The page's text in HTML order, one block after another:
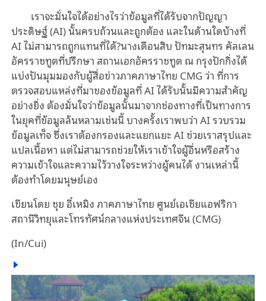
เราจะมั่นใจได้อย่างไรว่าข้อมูลที่ได้รับจากปัญญา
ประดิษฐ์ (AI) นั้นครบถ้วนและถูกต้อง และในด้านใดบ้างที่
AI ไม่สามารถถูกแทนที่ได้?นางเดือนสิบ ปัทมะสุนทร คัลเลน
อัครราชทูตที่ปรึกษา สถานเอกอัครราชทูต ณ กรุงปักกิ่งได้
แบ่งปันมุมมองกับผู้สื่อข่าวภาคภาษาไทย CMG ว่า ที่การ
ตรวจสอบแหล่งที่มาของข้อมูลที่ AI ได้รับนั้นมีความสำคัญ
อย่างยิ่ง ต้องมั่นใจว่าข้อมูลนั้นมาจากช่องทางที่เป็นทางการ
ในยุคที่ข้อมูลล้นหลามเช่นนี้ บางครั้งเราพบว่า AI รวบรวม
ข้อมูลเท็จ ซึ่งเราต้องกรองและแยกแยะ AI ช่วยเราสรุปและ
แปลเนื้อหา แต่ไม่สามารถช่วยให้เราเข้าใจผู้อื่นหรือสร้าง
ความเข้าใจและความไว้วางใจระหว่างผู้คนได้ งานเหล่านี้
ต้องทำโดยมนุษย์เอง
เขียนโดย ชุย อี๋เหมิง ภาคภาษาไทย ศูนย์เอเชียแอฟริกา
สถานีวิทยุและโทรทัศน์กลางแห่งประเทศจีน (CMG)
(In/Cui)